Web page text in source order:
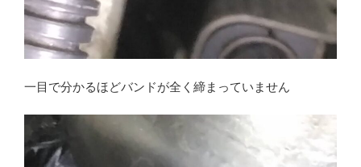
一目で分かるほどバンドが全く締まっていません